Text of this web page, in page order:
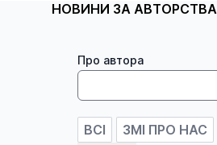
НОВИНИ ЗА
Про автора
ВСІ ЗМІ ПРО НАС